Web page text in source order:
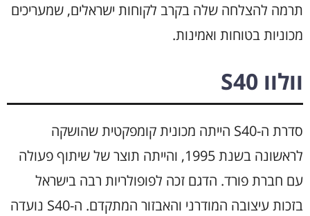
תרמה להצלחה שלה בקרב לקוחות ישראלים, שמעריכים
מכוניות בטוחות ואמינות.
וולוו S40
סדרת ה-S40 הייתה מכונית קומפקטית שהושקה
לראשונה בשנת 1995, והייתה תוצר של שיתוף פעולה
עם חברת פורד. הדגם זכה לפופולריות רבה בישראל
בזכות עיצובה המודרני והאבזור המתקדם. ה-S40 נועדה